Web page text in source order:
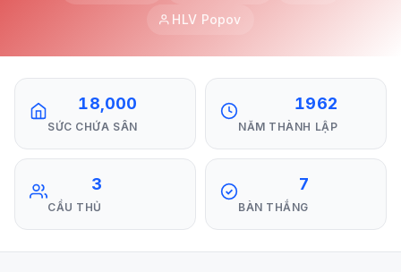
HLV Popov
18,000
SỨC CHỨA SÂN
1962
NĂM THÀNH LẬP
3
CẦU THỦ
7
BÀN THẮNG